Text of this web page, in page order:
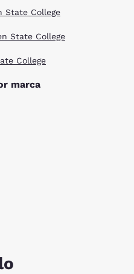
State College
State College
College
marca